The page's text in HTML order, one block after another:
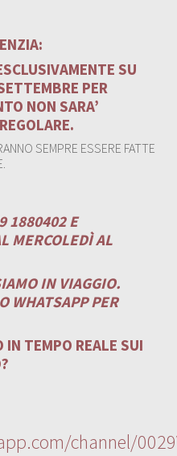
SU
PER
NON SARA’
SEMPRE ESSERE FATTE
1880402 E
MERCOLEDÌ AL
IN VIAGGIO.
WHATSAPP PER
IN TEMPO REALE SUI
channel/